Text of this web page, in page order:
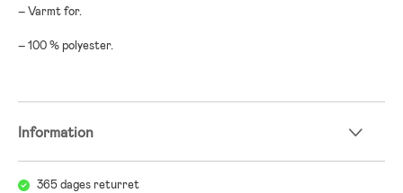
– Varmt for.
– 100 % polyester.
Information
365 dages returret